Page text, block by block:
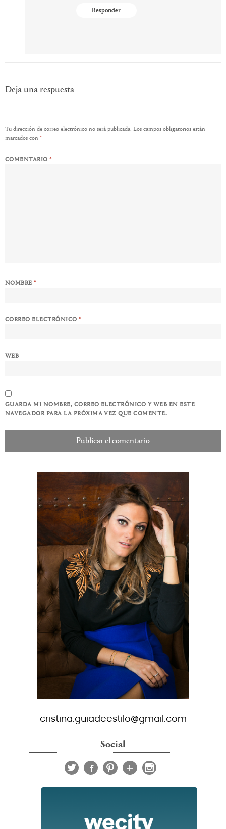
Responder
Deja una respuesta
Tu dirección de correo electrónico no será publicada. Los campos obligatorios están
marcados con *
COMENTARIO*
NOMBRE*
CORREO ELECTRÓNICO*
WEB
GUARDA MI NOMBRE, CORREO ELECTRÓNICO Y WEB EN ESTE
NAVEGADOR PARA LA PRÓXIMA VEZ QUE COMENTE.
cristina.guiadeestilo@gmail.com
Social